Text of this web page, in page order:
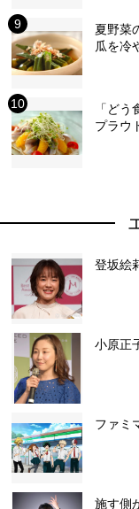
夏野菜
瓜を冷
「ど
プラウ
登坂絵
小原正
ファミ
施す側